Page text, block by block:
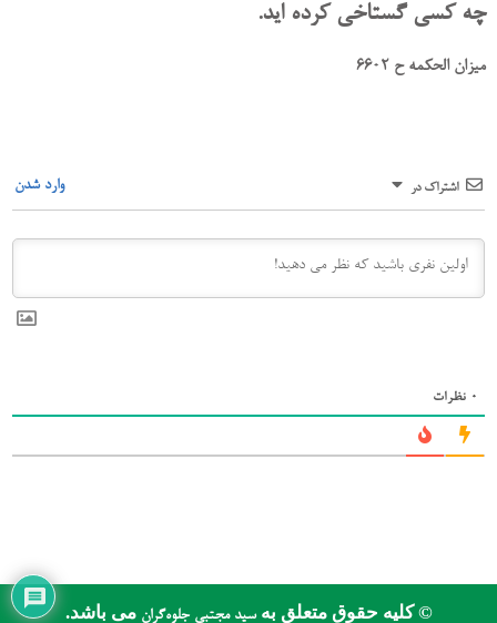
چه کسی گستاخی کرده اید.
میزان الحکمه ح 6602
اشتراک در وارد شدن
0 نظرات
© کلیه حقوق متعلق بهسید مجتبی جلوه‌گرانمی باشد.